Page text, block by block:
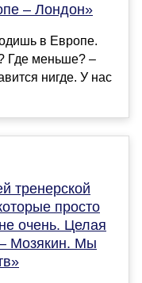
– Лондон»
в Европе.
Где меньше? –
нигде. У нас
тренерской
просто
очень. Целая
Мозякин. Мы